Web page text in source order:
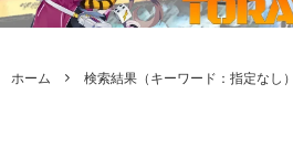
ホーム 検索結果（キーワード：指定なし）